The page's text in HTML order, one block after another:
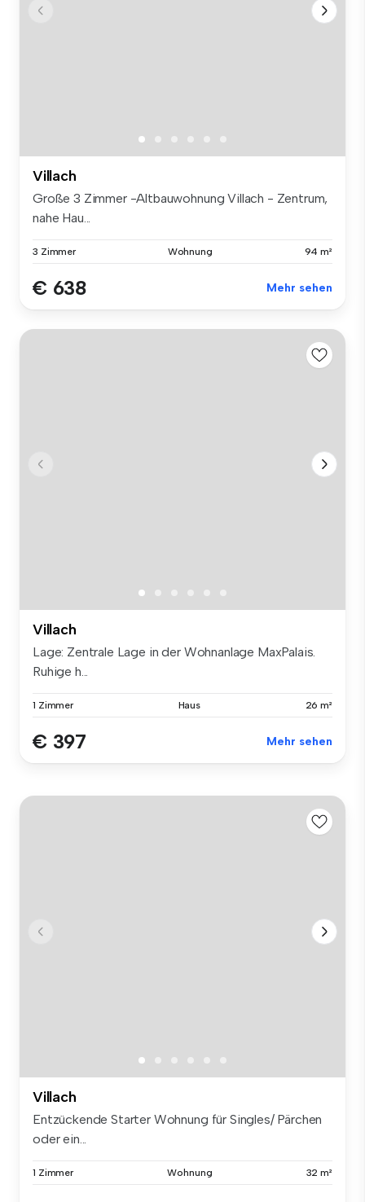
Villach
Große 3 Zimmer -Altbauwohnung Villach - Zentrum,
nahe Hau...
3 Zimmer Wohnung 94 m²
€ 638 Mehr sehen
Villach
Lage: Zentrale Lage in der Wohnanlage MaxPalais.
Ruhige h...
1 Zimmer Haus 26 m²
€ 397 Mehr sehen
Villach
Entzückende Starter Wohnung für Singles/ Pärchen
oder ein...
1 Zimmer Wohnung 32 m²